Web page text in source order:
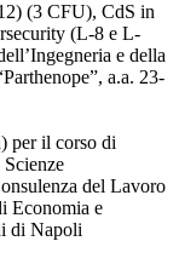
(3 CFU), CdS in
(L-8 e L-
e della
a.a. 23-
per il corso di
del Lavoro
Economia e
di Napoli